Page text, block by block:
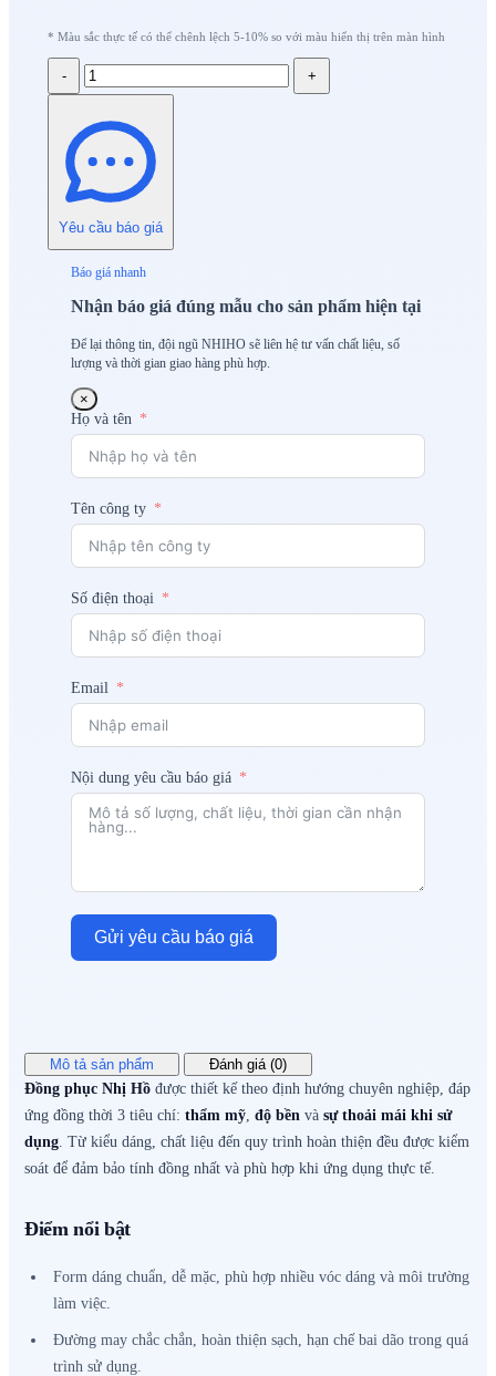
* Màu sắc thực tế có thể chênh lệch 5-10% so với màu hiển thị trên màn hình
- +
Yêu cầu báo giá
Báo giá nhanh
Nhận báo giá đúng mẫu cho sản phẩm hiện tại
Để lại thông tin, đội ngũ NHIHO sẽ liên hệ tư vấn chất liệu, số
lượng và thời gian giao hàng phù hợp.
×
Họ và tên
Tên công ty
Số điện thoại
Email
Nội dung yêu cầu báo giá
Gửi yêu cầu báo giá
Mô tả sản phẩm
Đánh giá (0)
Đồng phục Nhị Hồ được thiết kế theo định hướng chuyên nghiệp, đáp
ứng đồng thời 3 tiêu chí: thẩm mỹ độ bền và sự thoải mái khi sử
dụng . Từ kiểu dáng, chất liệu đến quy trình hoàn thiện đều được kiểm
soát để đảm bảo tính đồng nhất và phù hợp khi ứng dụng thực tế.
Điểm nổi bật
Form dáng chuẩn, dễ mặc, phù hợp nhiều vóc dáng và môi trường
làm việc.
Đường may chắc chắn, hoàn thiện sạch, hạn chế bai dão trong quá
trình sử dụng.